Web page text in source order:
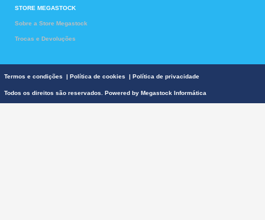
STORE MEGASTOCK
Sobre a Store Megastock
Trocas e Devoluções
Termos e condições | Política de cookies | Política de privacidade
Todos os direitos são reservados. Powered by Megastock Informática